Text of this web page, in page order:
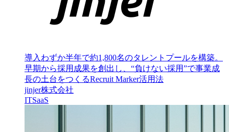
導入わずか半年で約1,800名のタレントプールを構築。
早期から採用成果を創出し、“負けない採用”で事業成
長の土台をつくるRecruit Marker活用法
jinjer株式会社
ITSaaS